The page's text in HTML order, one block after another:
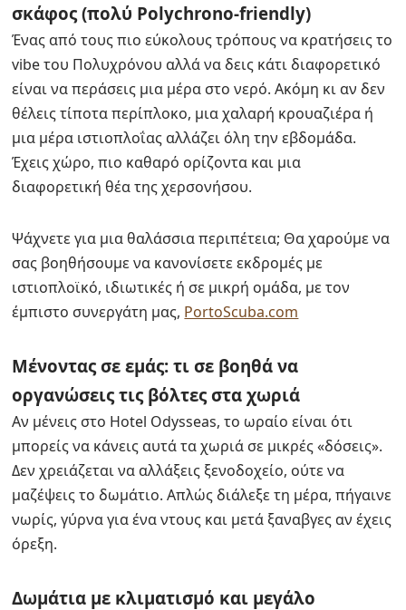
σκάφος (πολύ Polychrono-friendly)
Ένας από τους πιο εύκολους τρόπους να κρατήσεις το
vibe του Πολυχρόνου αλλά να δεις κάτι διαφορετικό
είναι να περάσεις μια μέρα στο νερό. Ακόμη κι αν δεν
θέλεις τίποτα περίπλοκο, μια χαλαρή κρουαζιέρα ή
μια μέρα ιστιοπλοΐας αλλάζει όλη την εβδομάδα.
Έχεις χώρο, πιο καθαρό ορίζοντα και μια
διαφορετική θέα της χερσονήσου.
Ψάχνετε για μια θαλάσσια περιπέτεια; Θα χαρούμε να
σας βοηθήσουμε να κανονίσετε εκδρομές με
ιστιοπλοϊκό, ιδιωτικές ή σε μικρή ομάδα, με τον
έμπιστο συνεργάτη μας, PortoScuba.com
Μένοντας σε εμάς: τι σε βοηθά να
οργανώσεις τις βόλτες στα χωριά
Αν μένεις στο Hotel Odysseas, το ωραίο είναι ότι
μπορείς να κάνεις αυτά τα χωριά σε μικρές «δόσεις».
Δεν χρειάζεται να αλλάξεις ξενοδοχείο, ούτε να
μαζέψεις το δωμάτιο. Απλώς διάλεξε τη μέρα, πήγαινε
νωρίς, γύρνα για ένα ντους και μετά ξαναβγες αν έχεις
όρεξη.
Δωμάτια με κλιματισμό και μεγάλο